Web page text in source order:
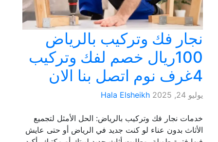
نجار فك وتركيب بالرياض
100ريال خصم لفك وتركيب
4غرف نوم اتصل بنا الان
يوليو 24, 2025 Hala Elsheikh
خدمات نجار فك وتركيب بالرياض: الحل الأمثل لتجميع
الأثاث بدون عناء لو كنت جديد في الرياض أو حتى عايش